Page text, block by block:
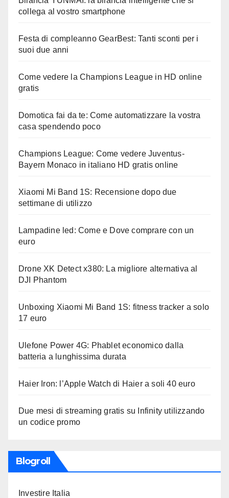
collega al vostro smartphone
Festa di compleanno GearBest: Tanti sconti per i
suoi due anni
Come vedere la Champions League in HD online
gratis
Domotica fai da te: Come automatizzare la vostra
casa spendendo poco
Champions League: Come vedere Juventus-
Bayern Monaco in italiano HD gratis online
Xiaomi Mi Band 1S: Recensione dopo due
settimane di utilizzo
Lampadine led: Come e Dove comprare con un
euro
Drone XK Detect x380: La migliore alternativa al
DJI Phantom
Unboxing Xiaomi Mi Band 1S: fitness tracker a solo
17 euro
Ulefone Power 4G: Phablet economico dalla
batteria a lunghissima durata
Haier Iron: l’Apple Watch di Haier a soli 40 euro
Due mesi di streaming gratis su Infinity utilizzando
un codice promo
Blogroll
Investire Italia